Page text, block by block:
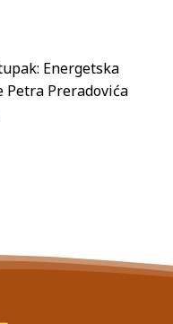
Energetska
Petra Preradovića